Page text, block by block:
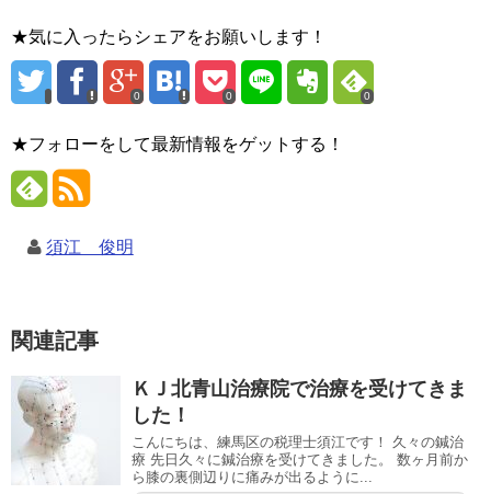
★気に入ったらシェアをお願いします！
0 0 0
★フォローをして最新情報をゲットする！
須江 俊明
関連記事
ＫＪ北青山治療院で治療を受けてきま
した！
こんにちは、練馬区の税理士須江です！ 久々の鍼治
療 先日久々に鍼治療を受けてきました。 数ヶ月前か
ら膝の裏側辺りに痛みが出るように...